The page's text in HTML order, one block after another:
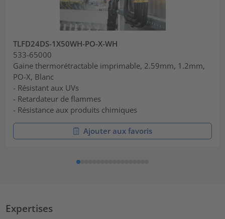
TLFD24DS-1X50WH-PO-X-WH
533-65000
Gaine thermorétractable imprimable, 2.59mm, 1.2mm,
PO-X, Blanc
- Résistant aux UVs
- Retardateur de flammes
- Résistance aux produits chimiques
Ajouter aux favoris
Expertises